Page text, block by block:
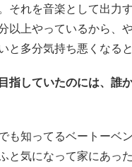
それを音楽として出力
以上やっているから、
と多分気持ち悪くなると
していたのには、誰
も知ってるベートーベ
と気になって家にあっ